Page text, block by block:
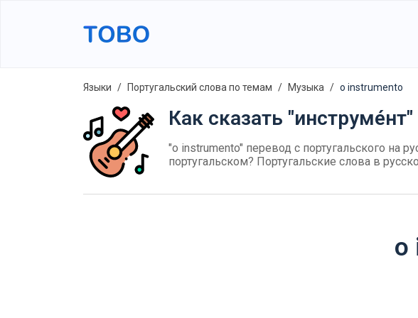
Языки Португальский слова по темам Музыка o instrumento
Как сказать
"o instrumento" перевод с португальского на
португальском? Португальские слова в
o